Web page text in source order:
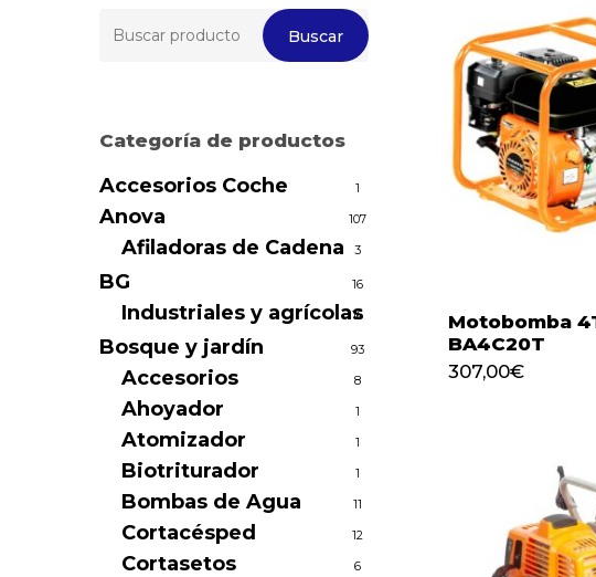
por:
Buscar
Categoría de productos
Accesorios Coche 1
Anova 107
Afiladoras de Cadena 3
BG 16
Industriales y agrícolas
16
Bosque y jardín 93
Accesorios 8
Ahoyador 1
Atomizador 1
Biotriturador 1
Bombas de Agua 11
Cortacésped 12
Cortasetos 6
Motobomba
BA4C20T
307,00€